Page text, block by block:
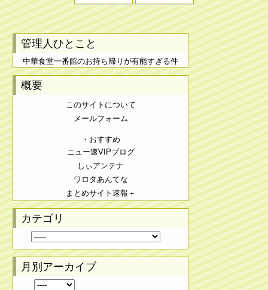
管理人ひとこと
中華食堂一番館のお持ち帰りが有能すぎる件
概要
このサイトについて
メールフォーム
・おすすめ
ニュー速VIPブログ
しぃアンテナ
ワロタあんてな
まとめサイト速報＋
カテゴリ
月別アーカイブ